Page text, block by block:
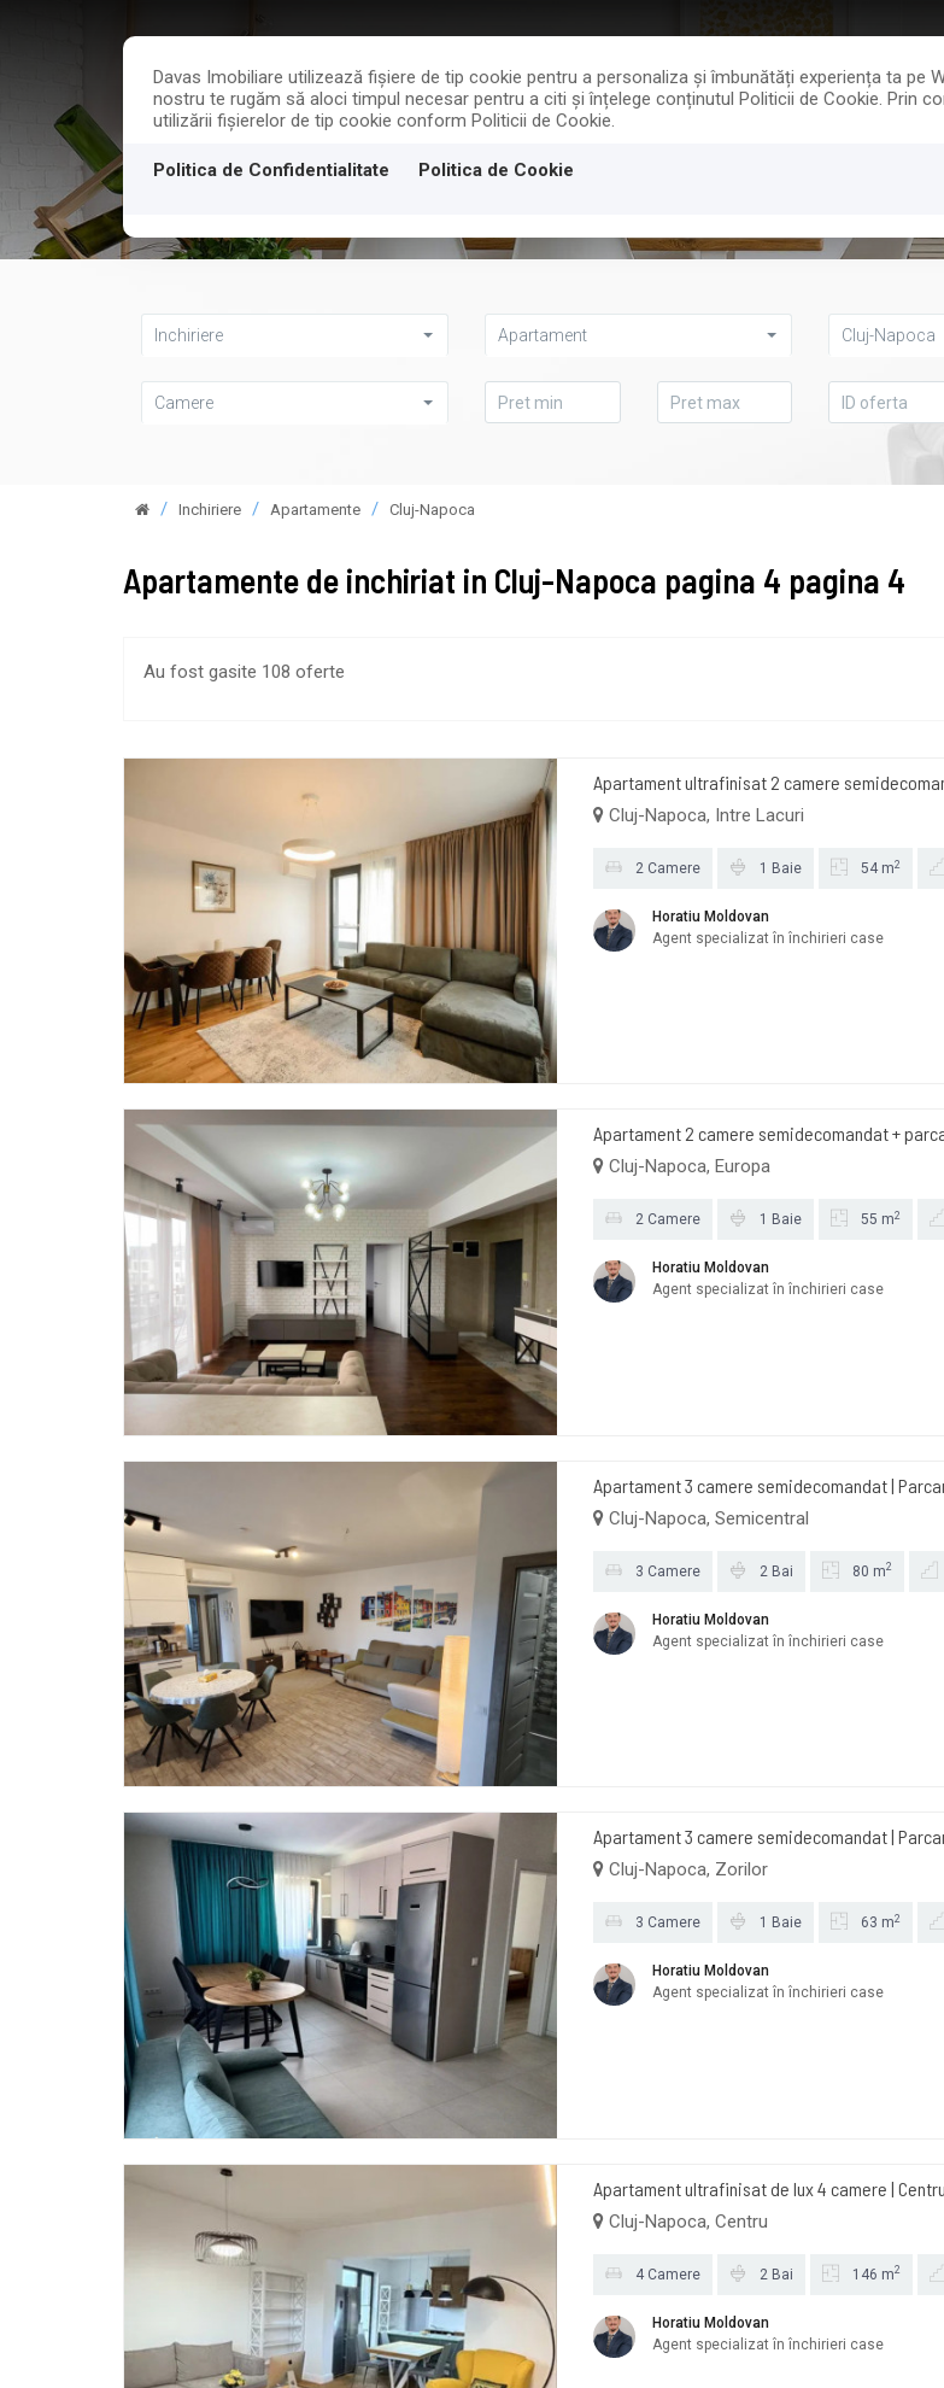
Davas Imobiliare utilizează fişiere de tip cookie pentru a personaliza și îmbunătăți experiența ta pe
nostru te rugăm să aloci timpul necesar pentru a citi și înțelege conținutul Politicii de Cookie. Prin
utilizării fişierelor de tip cookie conform Politicii de Cookie.
Politica de Confidentialitate Politica de Cookie
Inchiriere Apartament Cluj-Napoca
Camere
Inchiriere Apartamente Cluj-Napoca
Apartamente de inchiriat in Cluj-Napoca pagina 4 pagina 4
Au fost gasite 108 oferte
Apartament ultrafinisat 2 camere
Cluj-Napoca, Intre Lacuri
2 Camere 1 Baie 54 m2
Horatiu Moldovan
Agent specializat în închirieri case
Apartament 2 camere semidecomandat +
Cluj-Napoca, Europa
2 Camere 1 Baie 55 m2
Horatiu Moldovan
Agent specializat în închirieri case
Apartament 3 camere semidecomandat |
Cluj-Napoca, Semicentral
3 Camere 2 Bai 80 m2
Horatiu Moldovan
Agent specializat în închirieri case
Apartament 3 camere semidecomandat |
Cluj-Napoca, Zorilor
3 Camere 1 Baie 63 m2
Horatiu Moldovan
Agent specializat în închirieri case
Apartament ultrafinisat de lux 4 camere |
Cluj-Napoca, Centru
4 Camere 2 Bai 146 m2
Horatiu Moldovan
Agent specializat în închirieri case